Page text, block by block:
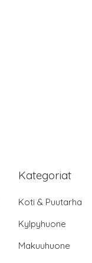
Kategoriat
Koti & Puutarha
Kylpyhuone
Makuuhuone